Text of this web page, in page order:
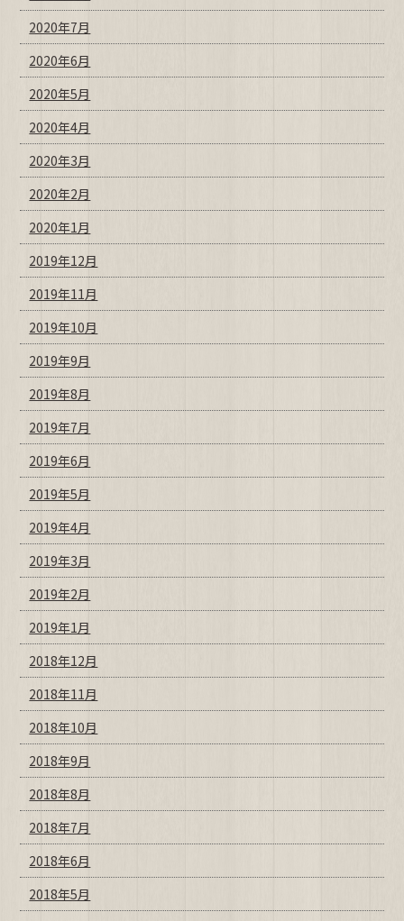
2020年7月
2020年6月
2020年5月
2020年4月
2020年3月
2020年2月
2020年1月
2019年12月
2019年11月
2019年10月
2019年9月
2019年8月
2019年7月
2019年6月
2019年5月
2019年4月
2019年3月
2019年2月
2019年1月
2018年12月
2018年11月
2018年10月
2018年9月
2018年8月
2018年7月
2018年6月
2018年5月